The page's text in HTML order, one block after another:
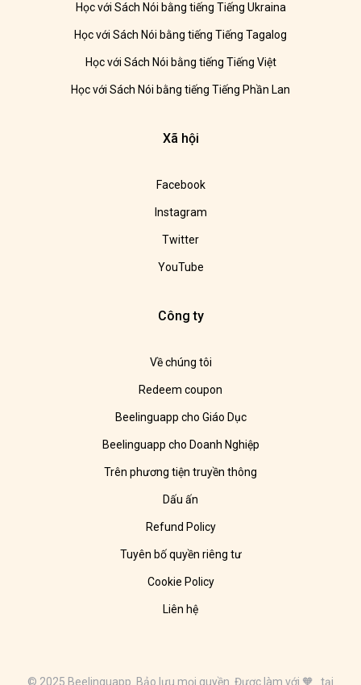
Học với Sách Nói bằng tiếng Tiếng Ukraina
Học với Sách Nói bằng tiếng Tiếng Tagalog
Học với Sách Nói bằng tiếng Tiếng Việt
Học với Sách Nói bằng tiếng Tiếng Phần Lan
Xã hội
Facebook
Instagram
Twitter
YouTube
Công ty
Về chúng tôi
Redeem coupon
Beelinguapp cho Giáo Dục
Beelinguapp cho Doanh Nghiệp
Trên phương tiện truyền thông
Dấu ấn
Refund Policy
Tuyên bố quyền riêng tư
Cookie Policy
Liên hệ
© 2025 Beelinguapp. Bảo lưu mọi quyền. Được làm với 🧡 tại